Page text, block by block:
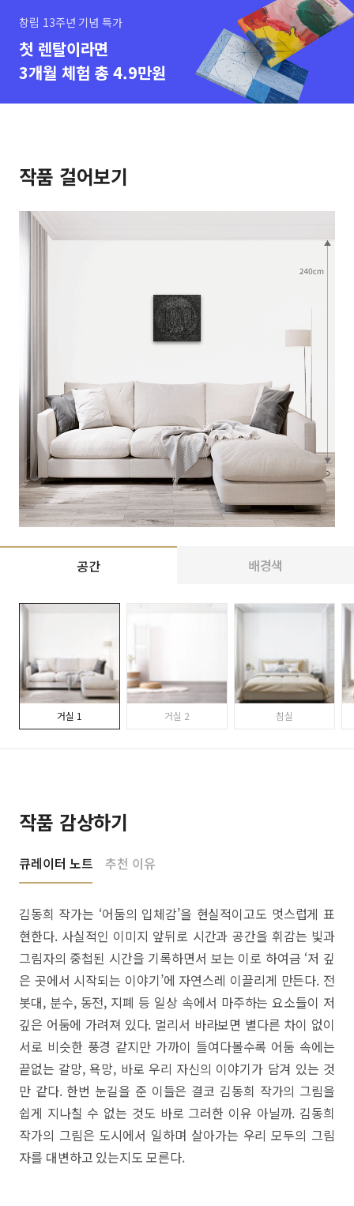
창립 13주년 기념 특가
첫 렌탈이라면
3개월 체험 총 4.9만원
작품 걸어보기
공간 배경색
거실 1 거실 2 침실
작품 감상하기
큐레이터 노트 추천 이유
김동희 작가는 ‘어둠의 입체감’을 현실적이고도 멋스럽게 표
현한다. 사실적인 이미지 앞뒤로 시간과 공간을 휘감는 빛과
그림자의 중첩된 시간을 기록하면서 보는 이로 하여금 ‘저 깊
은 곳에서 시작되는 이야기’에 자연스레 이끌리게 만든다. 전
봇대, 분수, 동전, 지폐 등 일상 속에서 마주하는 요소들이 저
깊은 어둠에 가려져 있다. 멀리서 바라보면 별다른 차이 없이
서로 비슷한 풍경 같지만 가까이 들여다볼수록 어둠 속에는
끝없는 갈망, 욕망, 바로 우리 자신의 이야기가 담겨 있는 것
만 같다. 한번 눈길을 준 이들은 결코 김동희 작가의 그림을
쉽게 지나칠 수 없는 것도 바로 그러한 이유 아닐까. 김동희
작가의 그림은 도시에서 일하며 살아가는 우리 모두의 그림
자를 대변하고 있는지도 모른다.